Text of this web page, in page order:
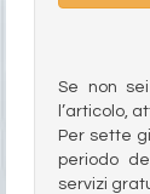
Se non
l’articolo,
Per sette
periodo
servizi